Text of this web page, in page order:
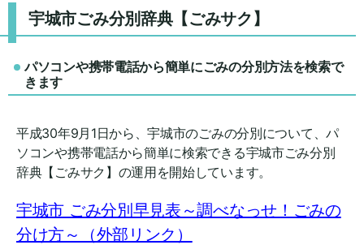
宇城市ごみ分別辞典【ごみサク】
パソコンや携帯電話から簡単にごみの分別方法を検索で
きます
平成30年9月1日から、宇城市のごみの分別について、パ
ソコンや携帯電話から簡単に検索できる宇城市ごみ分別
辞典【ごみサク】の運用を開始しています。
宇城市 ごみ分別早見表～調べなっせ！ごみの
分け方～（外部リンク）